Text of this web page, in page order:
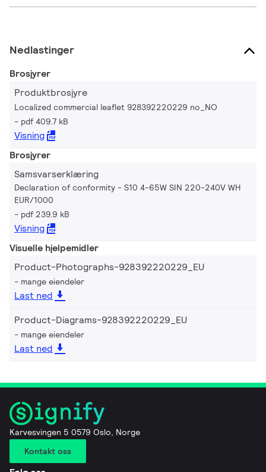
Nedlastinger
Brosjyrer
Produktbrosjyre
Localized commercial leaflet 928392220229 no_NO
pdf 409.7 kB
Visning
Brosjyrer
Samsvarserklæring
Declaration of conformity - S10 4-65W SIN 220-240V WH
EUR/1000
pdf 239.9 kB
Visning
Visuelle hjelpemidler
Product-Photographs-928392220229_EU
mange eiendeler
Last ned
Product-Diagrams-928392220229_EU
mange eiendeler
Last ned
Karvesvingen 5 0579 Oslo, Norge
Kontakt oss